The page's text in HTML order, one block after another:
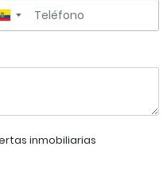
▼
inmobiliarias